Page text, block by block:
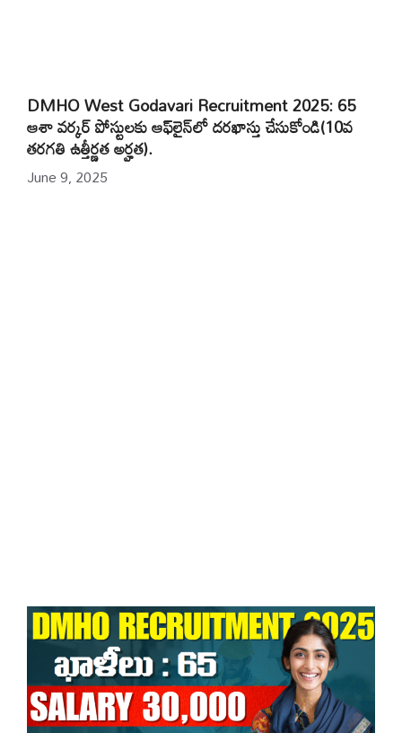
DMHO West Godavari Recruitment 2025: 65
ఆశా వర్కర్ పోస్టులకు ఆఫ్‌లైన్‌లో దరఖాస్తు చేసుకోండి(10వ
తరగతి ఉత్తీర్ణత అర్హత).
June 9, 2025